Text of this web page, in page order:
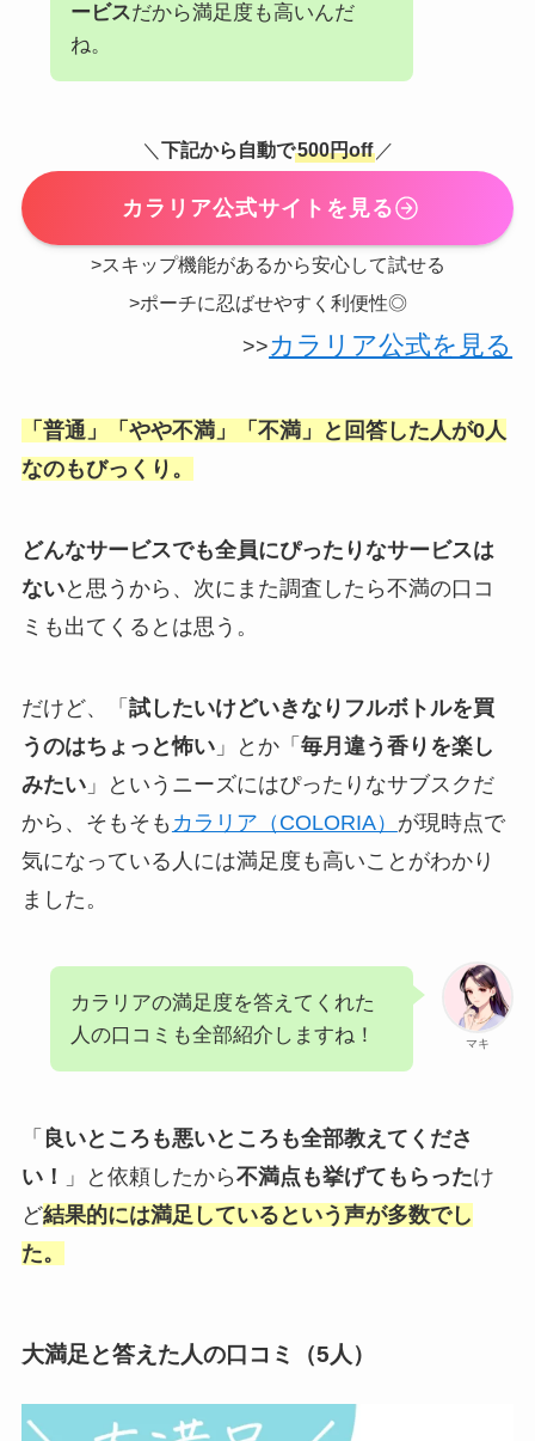
ービスだから満足度も高いんだ
ね。
＼ 下記から自動で500円off／
カラリア公式サイトを見る
>スキップ機能があるから安心して試せる
>ポーチに忍ばせやすく利便性◎
>>カラリア公式を見る
「普通」「やや不満」「不満」と回答した人が0人
なのもびっくり。
どんなサービスでも全員にぴったりなサービスは
ないと思うから、次にまた調査したら不満の口コ
ミも出てくるとは思う。
だけど、「 試したいけどいきなりフルボトルを買
うのはちょっと怖い」とか「 毎月違う香りを楽し
みたい」というニーズにはぴったりなサブスクだ
から、そもそも カラリア（COLORIA） が現時点で
気になっている人には満足度も高いことがわかり
ました。
マキ
カラリアの満足度を答えてくれた
人の口コミも全部紹介しますね！
「 良いところも悪いところも全部教えてくださ
い！
」と依頼したから不満点も挙げてもらったけ
ど結果的には満足しているという声が多数でし
た。
大満足と答えた人の口コミ（5人）